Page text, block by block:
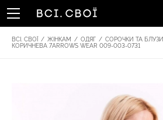
ВСІ. СВОЇ / ЖІНКАМ / ОДЯГ / СОРОЧКИ ТА БЛУЗИ
КОРИЧНЕВА 7ARROWS WEAR 009-003-0731